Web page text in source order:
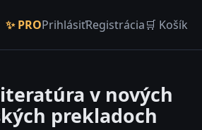
✨ PROPrihlásiťRegistrácia🛒 Košík
v nových
prekladoch